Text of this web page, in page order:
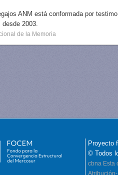
ANM está conformada por
desde 2003.
de la Memoria
Proyecto
© Todos
cbna Esta